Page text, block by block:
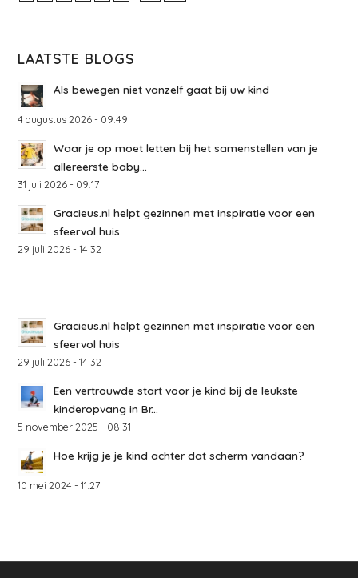
LAATSTE BLOGS
Als bewegen niet vanzelf gaat bij uw kind
4 augustus 2026 - 09:49
Waar je op moet letten bij het samenstellen van je
allereerste baby...
31 juli 2026 - 09:17
Gracieus.nl helpt gezinnen met inspiratie voor een
sfeervol huis
29 juli 2026 - 14:32
Gracieus.nl helpt gezinnen met inspiratie voor een
sfeervol huis
29 juli 2026 - 14:32
Een vertrouwde start voor je kind bij de leukste
kinderopvang in Br...
5 november 2025 - 08:31
Hoe krijg je je kind achter dat scherm vandaan?
10 mei 2024 - 11:27